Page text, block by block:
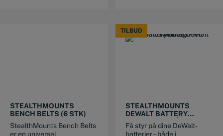
STEALTHMOUNTS
BENCH BELTS (6 STK)
StealthMounts Bench Belts
er en universel
TILBUD
TILBUD
STEALTHMOUNTS
DEWALT BATTERY
BOARD MED HÅNDTAG
Få styr på dine DeWalt-
batterier – både i